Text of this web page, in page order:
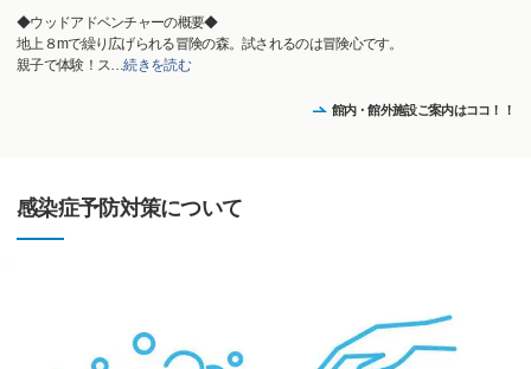
◆ウッドアドベンチャーの概要◆
地上８mで繰り広げられる冒険の森。試されるのは冒険心です。
親子で体験！ス…続きを読む
館内・館外施設ご案内はココ！！
感染症予防対策について